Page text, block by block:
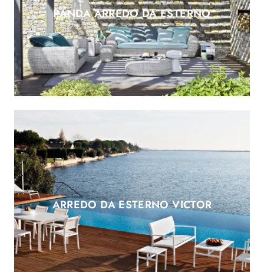
PANDA ARREDO DA ESTERNO
ARREDO DA ESTERNO VICTOR